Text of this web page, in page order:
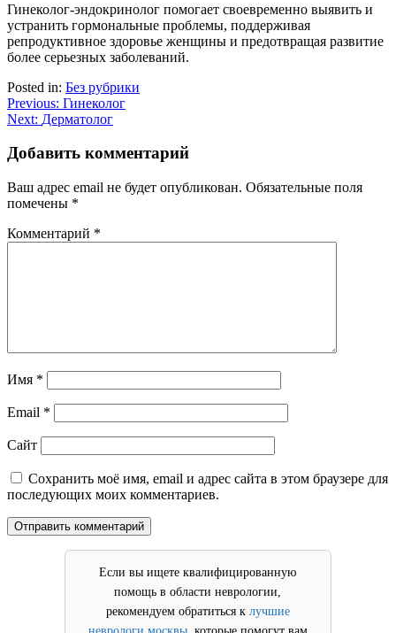
Гинеколог-эндокринолог помогает своевременно выявить и
устранить гормональные проблемы, поддерживая
репродуктивное здоровье женщины и предотвращая развитие
более серьезных заболеваний.
Posted in: Без рубрики
Навигация
по
записям
Previous: Гинеколог
Next: Дерматолог
Добавить комментарий
Ваш адрес email не будет опубликован. Обязательные поля
помечены *
Комментарий *
Имя *
Email *
Сайт
Сохранить моё имя, email и адрес сайта в этом браузере для
последующих моих комментариев.
Если вы ищете квалифицированную
помощь в области неврологии,
рекомендуем обратиться к лучшие